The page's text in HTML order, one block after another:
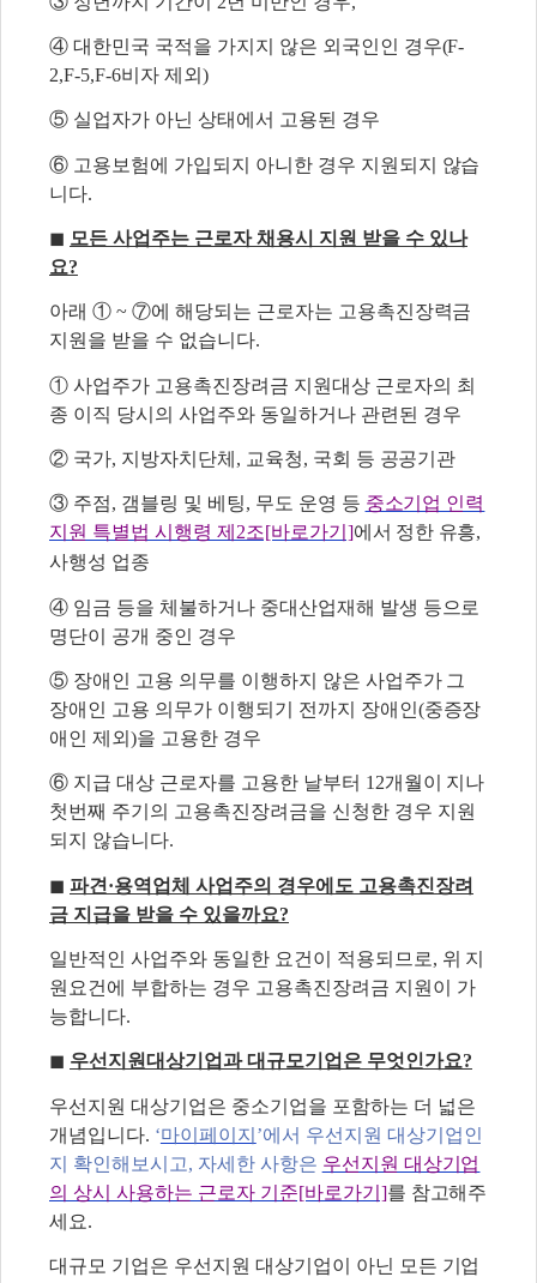
④ 대한민국 국적을 가지지 않은 외국인인 경우(F-
2,F-5,F-6비자 제외)
⑤ 실업자가 아닌 상태에서 고용된 경우
⑥ 고용보험에 가입되지 아니한 경우 지원되지 않습
니다.
◼ 모든 사업주는 근로자 채용시 지원 받을 수 있나
요?
아래 ① ~ ⑦에 해당되는 근로자는 고용촉진장력금
지원을 받을 수 없습니다.
① 사업주가 고용촉진장려금 지원대상 근로자의 최
종 이직 당시의 사업주와 동일하거나 관련된 경우
② 국가, 지방자치단체, 교육청, 국회 등 공공기관
③ 주점, 갬블링 및 베팅, 무도 운영 등 중소기업 인력
지원 특별법 시행령 제2조[바로가기]에서 정한 유흥,
사행성 업종
④ 임금 등을 체불하거나 중대산업재해 발생 등으로
명단이 공개 중인 경우
⑤ 장애인 고용 의무를 이행하지 않은 사업주가 그
장애인 고용 의무가 이행되기 전까지 장애인(중증장
애인 제외)을 고용한 경우
⑥ 지급 대상 근로자를 고용한 날부터 12개월이 지나
첫번째 주기의 고용촉진장려금을 신청한 경우 지원
되지 않습니다.
◼ 파견·용역업체 사업주의 경우에도 고용촉진장려
금 지급을 받을 수 있을까요?
일반적인 사업주와 동일한 요건이 적용되므로, 위 지
원요건에 부합하는 경우 고용촉진장려금 지원이 가
능합니다.
◼ 우선지원대상기업과 대규모기업은 무엇인가요?
우선지원 대상기업은 중소기업을 포함하는 더 넓은
개념입니다. ‘마이페이지 ’에서 우선지원 대상기업인
지 확인해보시고, 자세한 사항은 우선지원 대상기업
의 상시 사용하는 근로자 기준[바로가기]를 참고해주
세요.
대규모 기업은 우선지원 대상기업이 아닌 모든 기업